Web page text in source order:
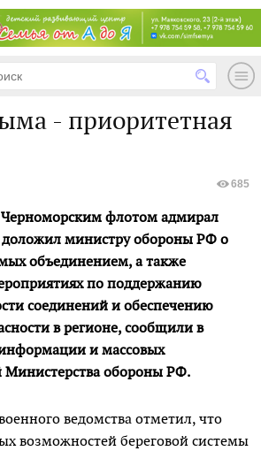
- приоритетная
685
флотом адмирал
министру обороны РФ о
объединением, а также
по поддержанию
соединений и обеспечению
в регионе, сообщили в
и массовых
обороны РФ.
ведомства отметил, что
возможностей береговой системы